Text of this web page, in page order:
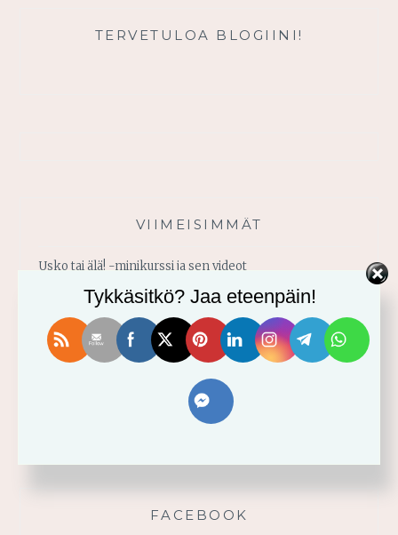
TERVETULOA BLOGIINI!
VIIMEISIMMÄT
Usko tai älä! -minikurssi ja sen videot
Vahvistu armosta!
Älä yritä omin voimin
FACEBOOK
Tykkäsitkö? Jaa eteenpäin!